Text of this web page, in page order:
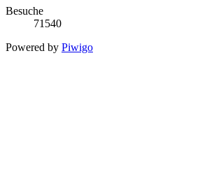
Besuche
71540
Powered by Piwigo